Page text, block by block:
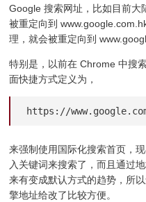
Google 搜索网址，比如目前大
被重定向到
理，就会被重定向到
特别是，以前在 Chrome 中搜
面快捷方式定义为，
https://
来强制使用国际化搜索首页，
入关键词来搜索了，而且通过
来有变成默认方式的趋势，所
擎地址给改了比较方便。